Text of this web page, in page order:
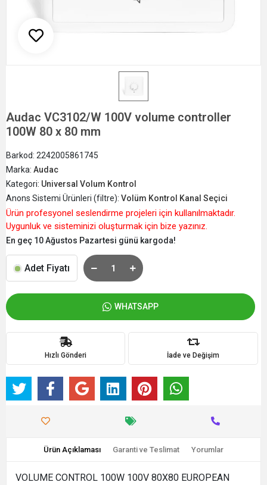
Audac VC3102/W 100V volume controller
100W 80 x 80 mm
Barkod: 2242005861745
Marka: Audac
Kategori: Universal Volum Kontrol
Anons Sistemi Ürünleri (filtre): Volüm Kontrol Kanal Seçici
Ürün profesyonel seslendirme projeleri için kullanılmaktadır.
Uygunluk ve sisteminizi oluşturmak için bize yazınız.
En geç 10 Ağustos Pazartesi günü kargoda!
Adet Fiyatı
WHATSAPP
Hızlı Gönderi İade ve Değişim
Ürün Açıklaması Garanti ve Teslimat Yorumlar
VOLUME CONTROL 100W 100V 80X80 EUROPEAN